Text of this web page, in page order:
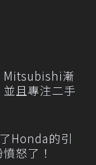
Mitsubishi漸
且專注二手
Honda的引
怒了！